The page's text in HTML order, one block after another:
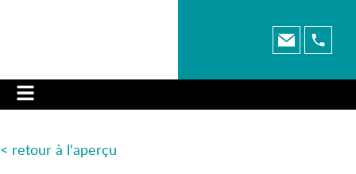
< retour à l'aperçu